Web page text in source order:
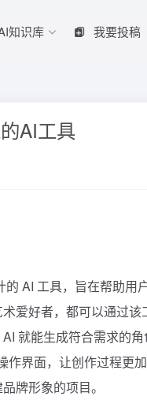
知识库 我要投稿
AI工具
AI 工具，旨在帮助用
爱好者，都可以通过
就能生成符合需求的
界面，让创作过程更
牌形象的项目。